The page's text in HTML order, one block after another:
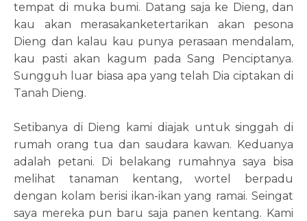
tempat di muka bumi. Datang saja ke Dieng, dan
kau akan merasakanketertarikan akan pesona
Dieng dan kalau kau punya perasaan mendalam,
kau pasti akan kagum pada Sang Penciptanya.
Sungguh luar biasa apa yang telah Dia ciptakan di
Tanah Dieng.
Setibanya di Dieng kami diajak untuk singgah di
rumah orang tua dan saudara kawan. Keduanya
adalah petani. Di belakang rumahnya saya bisa
melihat tanaman kentang, wortel berpadu
dengan kolam berisi ikan-ikan yang ramai. Seingat
saya mereka pun baru saja panen kentang. Kami